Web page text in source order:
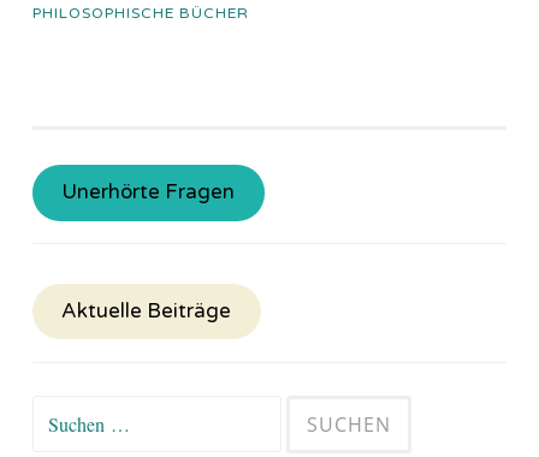
PHILOSOPHISCHE BÜCHER
Unerhörte Fragen
Aktuelle Beiträge
Suchen